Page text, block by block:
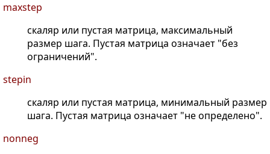
maxstep
скаляр или пустая матрица, максимальный
размер шага. Пустая матрица означает "без
ограничений".
stepin
скаляр или пустая матрица, минимальный размер
шага. Пустая матрица означает "не определено".
nonneg